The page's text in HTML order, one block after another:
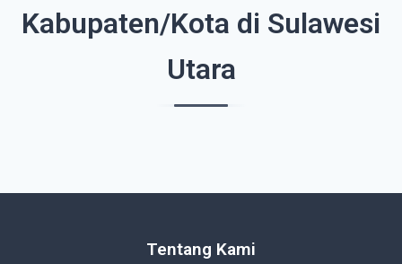
Kabupaten/Kota di Sulawesi
Utara
Tentang Kami